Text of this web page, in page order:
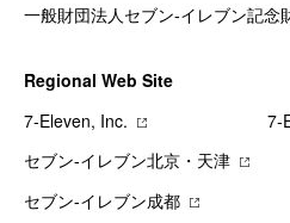
一般財団法人セブン-イレブン記念
Regional Web Site
7‐Eleven, Inc.
セブン‐イレブン北京・天津
セブン‐イレブン成都